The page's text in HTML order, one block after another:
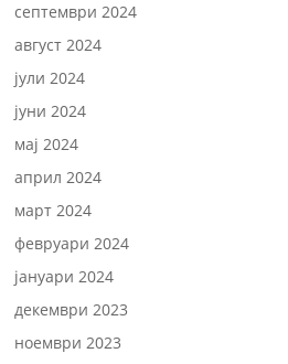
септември 2024
август 2024
јули 2024
јуни 2024
мај 2024
април 2024
март 2024
февруари 2024
јануари 2024
декември 2023
ноември 2023